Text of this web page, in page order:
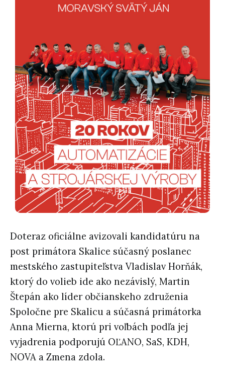
Doteraz oficiálne avizovali kandidatúru na
post primátora Skalice súčasný poslanec
mestského zastupiteľstva Vladislav Horňák,
ktorý do volieb ide ako nezávislý, Martin
Štepán ako líder občianskeho združenia
Spoločne pre Skalicu a súčasná primátorka
Anna Mierna, ktorú pri voľbách podľa jej
vyjadrenia podporujú OĽANO, SaS, KDH,
NOVA a Zmena zdola.